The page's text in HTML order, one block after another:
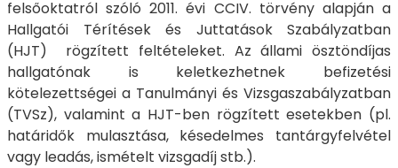
felsőoktatról szóló 2011. évi CCIV. törvény alapján a
Hallgatói Térítések és Juttatások Szabályzatban
(HJT) rögzített feltételeket. Az állami ösztöndíjas
hallgatónak is keletkezhetnek befizetési
kötelezettségei a Tanulmányi és Vizsgaszabályzatban
(TVSz), valamint a HJT-ben rögzített esetekben (pl.
határidők mulasztása, késedelmes tantárgyfelvétel
vagy leadás, ismételt vizsgadíj stb.).